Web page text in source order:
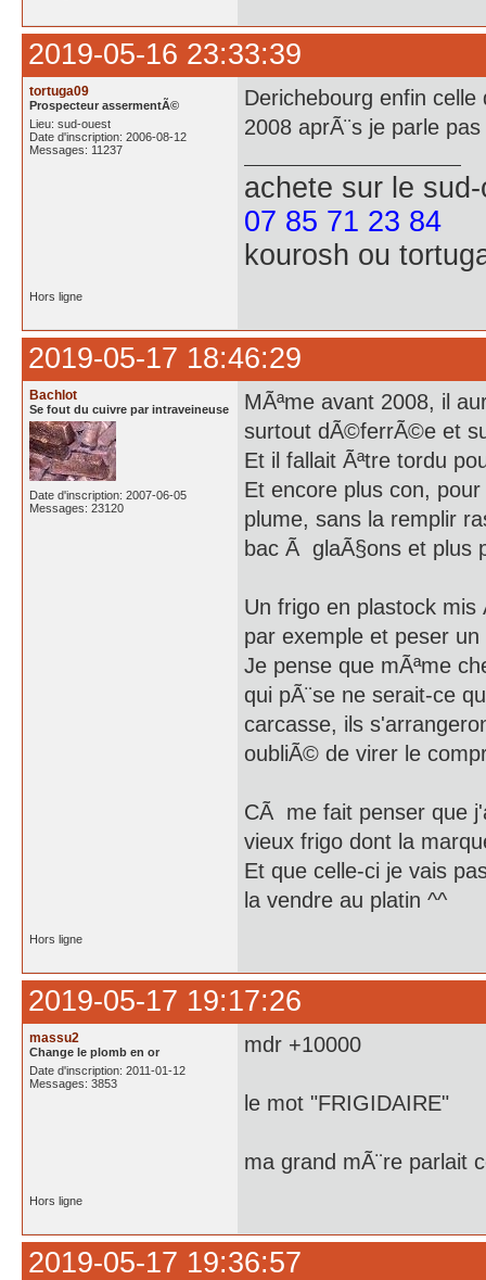
2019-05-16 23:33:39
tortuga09
Prospecteur assermentÃ©
Lieu: sud-ouest
Date d'inscription: 2006-08-12
Messages: 11237
Derichebourg enfin
2008 aprÃ¨s je parle
achete sur le
07 85 71 23 84
kourosh ou
Hors ligne
2019-05-17 18:46:29
Bachlot
Se fout du cuivre par intraveineuse
Date d'inscription: 2007-06-05
Messages: 23120
MÃªme avant 2008, il
surtout dÃ©ferrÃ©e et
Et il fallait Ãªtre tordu
Et encore plus con,
plume, sans la remplir
bac Ã glaÃ§ons et plus
Un frigo en plastock
par exemple et peser
Je pense que mÃªme
qui pÃ¨se ne serait-ce
carcasse, ils
oubliÃ© de virer le
CÃ me fait penser que
vieux frigo dont la
Et que celle-ci je vais
la vendre au platin ^^
Hors ligne
2019-05-17 19:17:26
massu2
Change le plomb en or
Date d'inscription: 2011-01-12
Messages: 3853
mdr +10000
le mot "FRIGIDAIRE"
ma grand mÃ¨re parlait
Hors ligne
2019-05-17 19:36:57